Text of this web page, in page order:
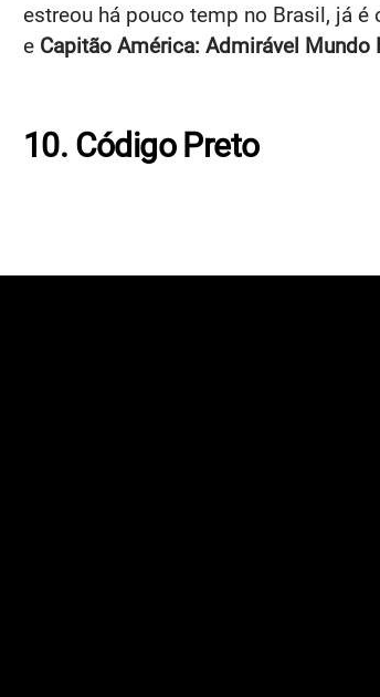
estreou há pouco temp no Brasil, já
e Capitão América: Admirável Mundo
10. Código Preto